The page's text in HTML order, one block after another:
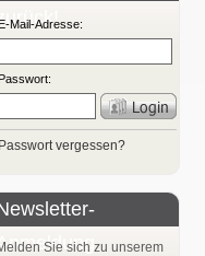
Mail-Adresse:
Passwort:
Passwort vergessen?
Sie sich zu unserem